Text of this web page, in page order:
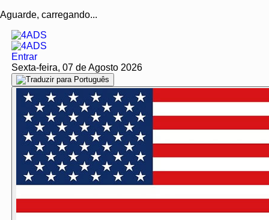
Aguarde, carregando...
Entrar
Sexta-feira, 07 de Agosto 2026